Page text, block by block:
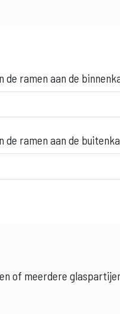
de ramen aan de
de ramen aan de
of meerdere